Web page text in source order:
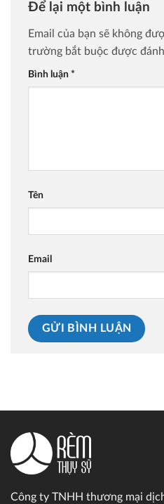
Để lại một bình luận
Email của bạn sẽ không
trường bắt buộc được
Bình luận *
Tên
Email
Công ty TNHH thương mại